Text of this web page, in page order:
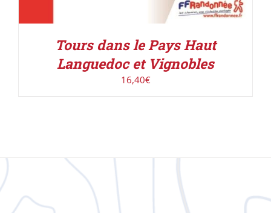
Tours dans le Pays Haut
Languedoc et Vignobles
16,40€